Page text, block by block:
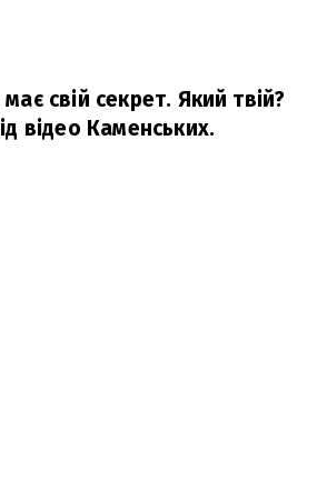
свій секрет. Який твій?
відео Каменських.